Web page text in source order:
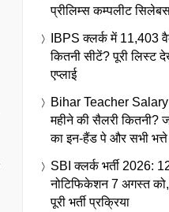
प्रीलिम्स कम्पलीट सिलेबस
IBPS क्लर्क में 11,403
कितनी सीटें? पूरी
एप्लाई
Bihar Teacher Salary
महीने की सैलरी कितनी?
का इन-हैंड पे और सभी भत्ते
SBI क्लर्क भर्ती 2026:
नोटिफिकेशन 7 अगस्त को,
पूरी भर्ती प्रक्रिया